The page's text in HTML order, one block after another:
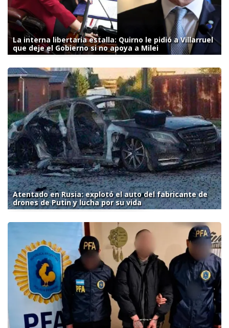
La interna libertaria estalla: Quirno le pidió a Villarruel
que deje el Gobierno si no apoya a Milei
Atentado en Rusia: explotó el auto del fabricante de
drones de Putin y lucha por su vida